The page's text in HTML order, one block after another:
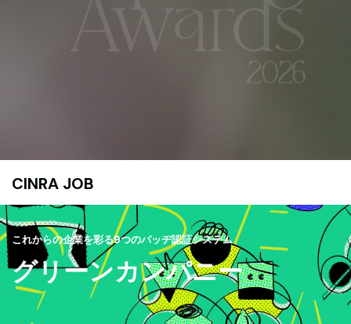
CINRA JOB
これからの企業を彩る9つのバッヂ認証システム
グリーンカンパニー